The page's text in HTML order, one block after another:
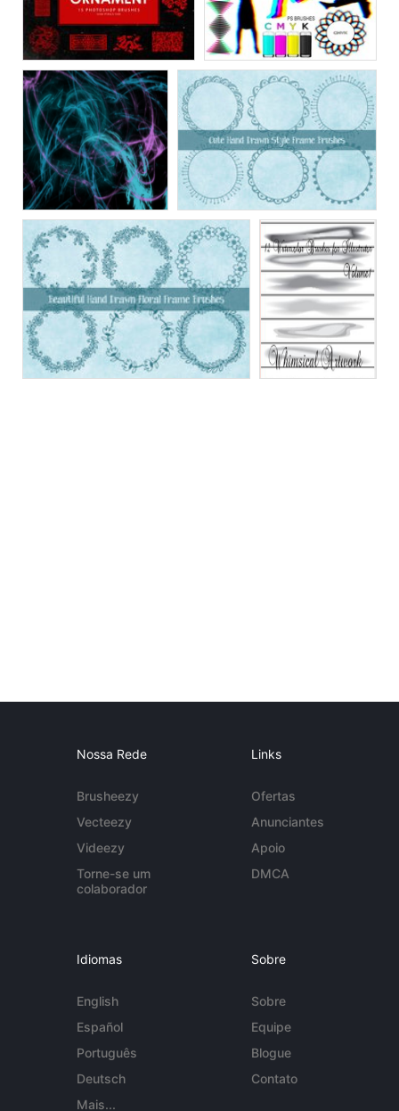
Nossa Rede
Brusheezy
Vecteezy
Videezy
Torne-se um
colaborador
Links
Ofertas
Anunciantes
Apoio
DMCA
Idiomas
English
Español
Português
Deutsch
Mais...
Sobre
Sobre
Equipe
Blogue
Contato